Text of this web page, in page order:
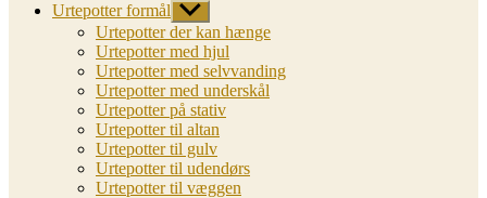
Urtepotter formål Vis
undermenu
Urtepotter der kan hænge
Urtepotter med hjul
Urtepotter med selvvanding
Urtepotter med underskål
Urtepotter på stativ
Urtepotter til altan
Urtepotter til gulv
Urtepotter til udendørs
Urtepotter til væggen